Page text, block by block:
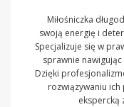
Miłośniczka
swoją energię i
Specjalizuje się w
sprawnie
Dzięki
rozwiązywaniu ich
ekspercką